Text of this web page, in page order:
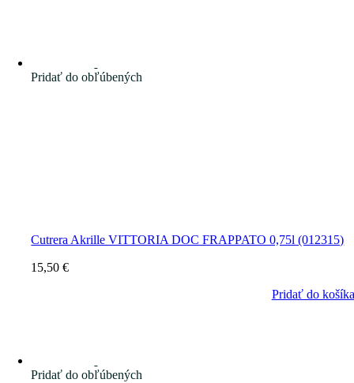
Pridať do obľúbených
Cutrera Akrille VITTORIA DOC FRAPPATO 0,75l (012315)
15,50€
Pridať do košíka
Pridať do obľúbených